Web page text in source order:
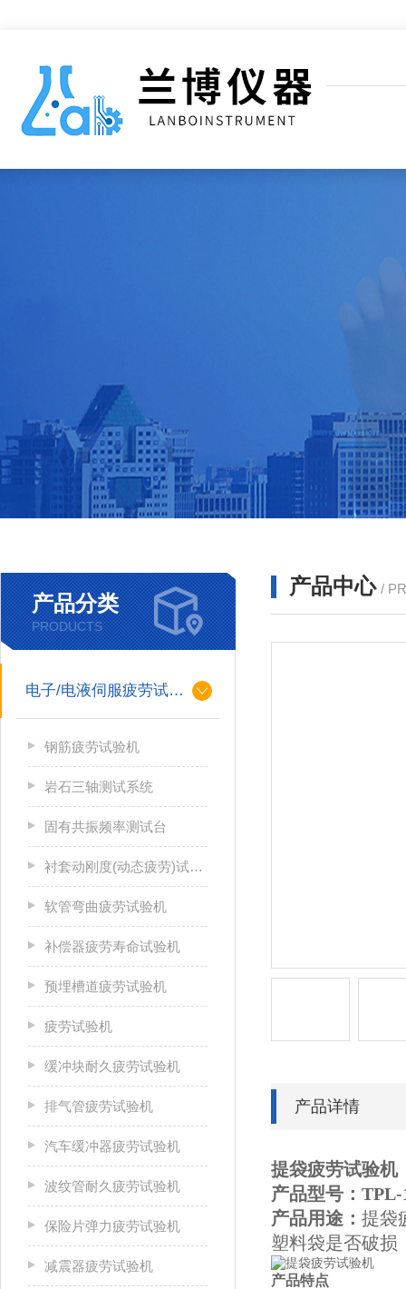
产品分类
PRODUCTS
电子/电液伺服疲劳试验机
钢筋疲劳试验机
岩石三轴测试系统
固有共振频率测试台
衬套动刚度(动态疲劳)试验机
软管弯曲疲劳试验机
补偿器疲劳寿命试验机
预埋槽道疲劳试验机
疲劳试验机
缓冲块耐久疲劳试验机
排气管疲劳试验机
汽车缓冲器疲劳试验机
波纹管耐久疲劳试验机
保险片弹力疲劳试验机
减震器疲劳试验机
产品中心 /
产品详情
提袋疲劳试验机
产品型号： TPL-
产品用途： 提袋
塑料袋是否破损
产品特点